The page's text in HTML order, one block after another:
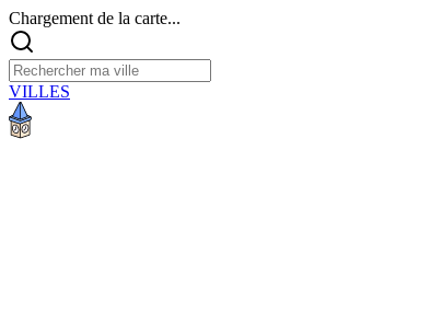
Chargement de la carte...
VILLES